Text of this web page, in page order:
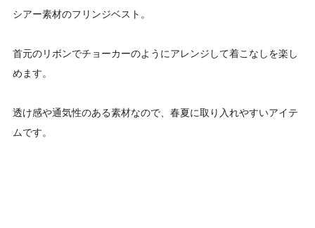
シアー素材のフリンジベスト。
首元のリボンでチョーカーのようにアレンジして着こなしを楽し
めます。
透け感や通気性のある素材なので、春夏に取り入れやすいアイテ
ムです。